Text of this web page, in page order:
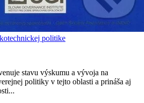
politike
stavu výskumu a vývoja na
politiky v tejto oblasti a prináša aj